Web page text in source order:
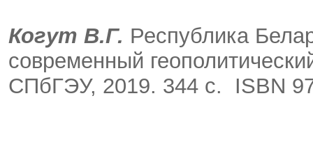
Когут В.Г. Республика
современный
СПбГЭУ, 2019. 344 с.
ISBN